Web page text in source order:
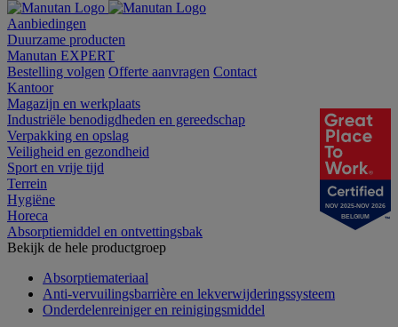
Aanbiedingen
Duurzame producten
Manutan EXPERT
Bestelling volgen Offerte aanvragen Contact
Kantoor
Magazijn en werkplaats
Industriële benodigdheden en gereedschap
Verpakking en opslag
Veiligheid en gezondheid
Sport en vrije tijd
Terrein
Hygiëne
Horeca
Absorptiemiddel en ontvettingsbak
Bekijk de hele productgroep
Absorptiemateriaal
Anti-vervuilingsbarrière en lekverwijderingssysteem
Onderdelenreiniger en reinigingsmiddel
NOV 2025-NOV 2026
BELGIUM